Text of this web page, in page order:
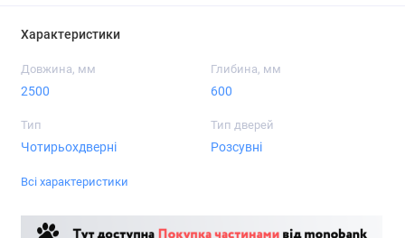
Характеристики
Довжина, мм
2500
Глибина, мм
600
Тип
Чотирьохдверні
Тип дверей
Розсувні
Всі характеристики